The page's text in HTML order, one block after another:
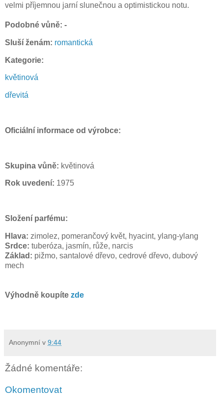
velmi příjemnou jarní slunečnou a optimistickou notu.
Podobné vůně: -
Sluší ženám: romantická
Kategorie:
květinová
dřevitá
Oficiální informace od výrobce:
Skupina vůně: květinová
Rok uvedení: 1975
Složení parfému:
Hlava: zimolez, pomerančový květ, hyacint, ylang-ylang
Srdce: tuberóza, jasmín, růže, narcis
Základ: pižmo, santalové dřevo, cedrové dřevo, dubový
mech
Výhodně koupíte zde
Anonymní v 9:44
Žádné komentáře:
Okomentovat